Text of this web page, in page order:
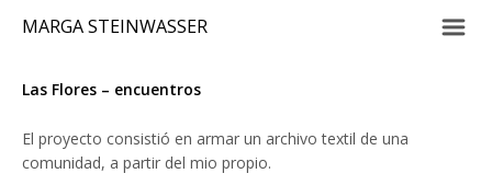
MARGA STEINWASSER m
Las Flores – encuentros
El proyecto consistió en armar un archivo textil de una
comunidad, a partir del mio propio.